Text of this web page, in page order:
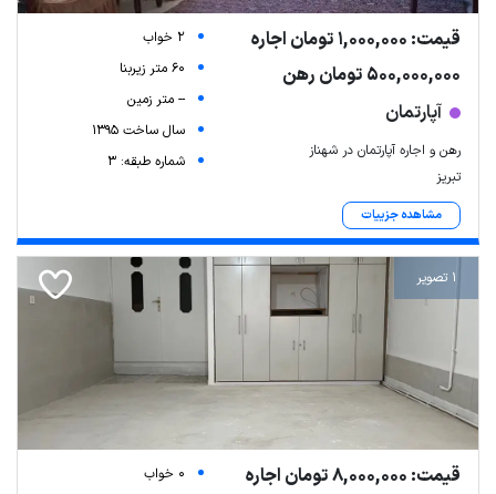
قیمت: 1,000,000 تومان اجاره
500,000,000 تومان رهن
آپارتمان
رهن و اجاره آپارتمان در شهناز
تبریز
مشاهده جزییات
2 خواب
60 متر زیربنا
-- متر زمین
سال ساخت 1395
شماره طبقه: 3
1 تصویر
قیمت: 8,000,000 تومان اجاره
0 خواب